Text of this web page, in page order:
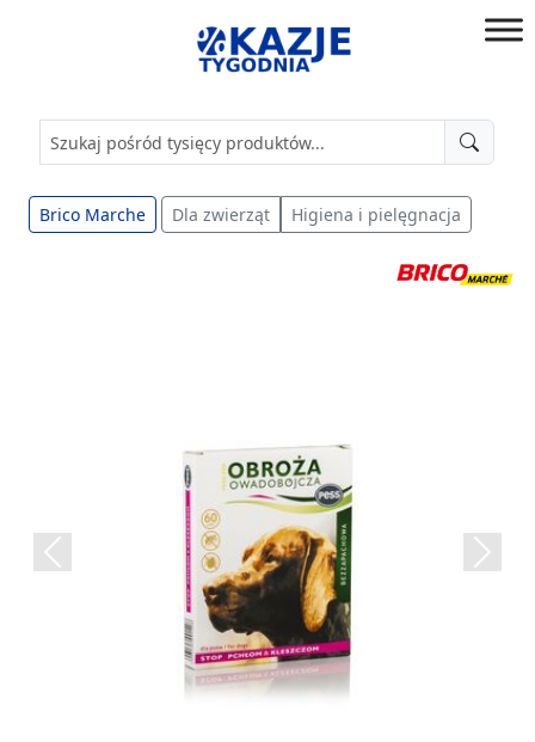
złap
Brico Marche Dla zwierząt Higiena i pielęgnacja
Previous Next